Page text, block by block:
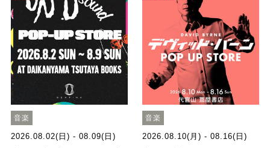
音楽
2026.08.02(日) - 08.09(日)
音楽
2026.08.10(月) - 08.16(日)